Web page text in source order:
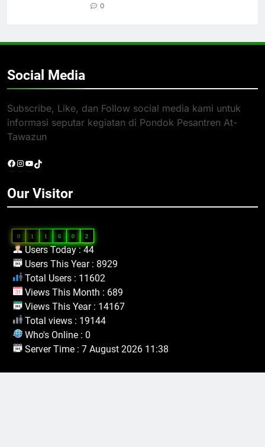
0
Social Media
Subscribe, Like, dan Follow social media kami untuk
informasi seputar kegiatan di Pondok Pesantren At-
Tawazun
Facebook
Instagram
YouTube
TikTok
Our Visitor
0 1 1 6 0 2
Users Today : 44
Users This Year : 8929
Total Users : 11602
Views This Month : 689
Views This Year : 14167
Total views : 19144
Who's Online : 0
Server Time : 7 August 2026 11:38